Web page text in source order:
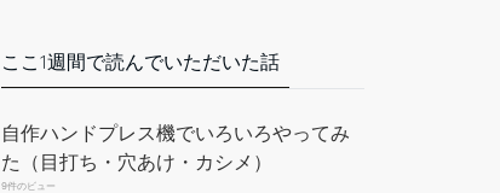
工具*2、レザーエッジ研削
*2、コバ磨き*1。 ワック
ス糸：丈夫で壊れにくく、
ここ1週間で読んでいただいた話
自作ハンドプレス機でいろいろやってみ
た（目打ち・穴あけ・カシメ）
9件のビュー